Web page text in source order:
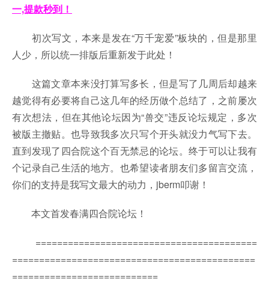
一,提款秒到！
初次写文，本来是发在“万千宠爱”板块的，但是那里
人少，所以统一排版后重新发于此处！
这篇文章本来没打算写多长，但是写了几周后却越来
越觉得有必要将自己这几年的经历做个总结了，之前屡次
有次想法，但在其他论坛因为“兽交”违反论坛规定，多次
被版主撤贴。也导致我多次只写个开头就没力气写下去。
直到发现了四合院这个百无禁忌的论坛。终于可以让我有
个记录自己生活的地方。也希望读者朋友们多留言交流，
你们的支持是我写文最大的动力，jberm叩谢！
本文首发春满四合院论坛！
=========================================
=============================================
===========================